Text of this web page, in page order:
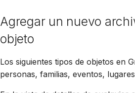
Agregar un nuevo
objeto
Los siguientes tipos de objetos en
personas, familias, eventos,